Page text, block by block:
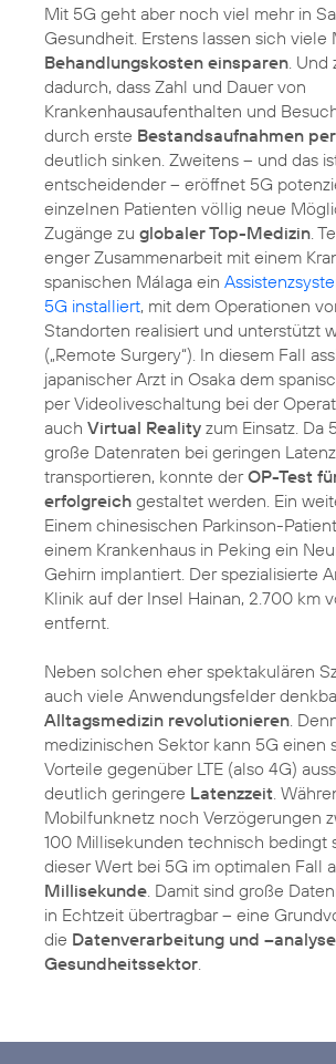
Mit 5G geht aber noch viel mehr in
Gesundheit. Erstens lassen sich viele
Behandlungskosten einsparen .
dadurch, dass Zahl und Dauer von
Krankenhausaufenthalten und
durch erste Bestandsaufnahmen
deutlich sinken. Zweitens – und das
entscheidender – eröffnet 5G
einzelnen Patienten völlig neue
Zugänge zu globaler Top-Medizin .
enger Zusammenarbeit mit einem
spanischen Málaga ein
5G installiert, mit dem Operationen
Standorten realisiert und unterstützt
(„Remote Surgery“). In diesem Fall
japanischer Arzt in Osaka dem
per Videoliveschaltung bei der
auch Virtual Reality zum Einsatz. Da
große Datenraten bei geringen
transportieren, konnte derOP-Test
erfolgreich gestaltet werden. Ein
Einem chinesischen Parkinson-
einem Krankenhaus in Peking ein
Gehirn implantiert. Der spezialisierte
Klinik auf der Insel Hainan, 2.700 km
entfernt.
Neben solchen eher spektakulären
auch viele Anwendungsfelder
Alltagsmedizin revolutionieren .
medizinischen Sektor kann 5G einen
Vorteile gegenüber LTE (also 4G)
deutlich geringere Latenzzeit .
Mobilfunknetz noch Verzögerungen
100 Millisekunden technisch bedingt
dieser Wert bei 5G im optimalen Fall
Millisekunde . Damit sind große
in Echtzeit übertragbar – eine
die Datenverarbeitung und
Gesundheitssektor